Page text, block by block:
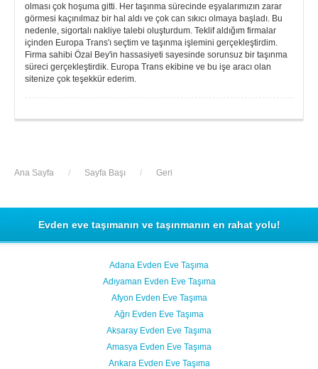
olması çok hoşuma gitti. Her taşınma sürecinde eşyalarımızın zarar
görmesi kaçınılmaz bir hal aldı ve çok can sıkıcı olmaya başladı. Bu
nedenle, sigortalı nakliye talebi oluşturdum. Teklif aldığım firmalar
içinden Europa Trans'ı seçtim ve taşınma işlemini gerçekleştirdim.
Firma sahibi Özal Bey'in hassasiyeti sayesinde sorunsuz bir taşınma
süreci gerçekleştirdik. Europa Trans ekibine ve bu işe aracı olan
sitenize çok teşekkür ederim.
Ana Sayfa / Sayfa Başı / Geri
Evden eve taşımanın ve taşınmanın en rahat yolu!
Adana Evden Eve Taşıma
Adıyaman Evden Eve Taşıma
Afyon Evden Eve Taşıma
Ağrı Evden Eve Taşıma
Aksaray Evden Eve Taşıma
Amasya Evden Eve Taşıma
Ankara Evden Eve Taşıma